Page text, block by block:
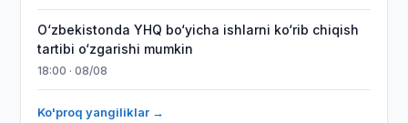
O‘zbekistonda YHQ bo‘yicha ishlarni ko‘rib chiqish
tartibi o‘zgarishi mumkin
18:00 · 08/08
Ko'proq yangiliklar →